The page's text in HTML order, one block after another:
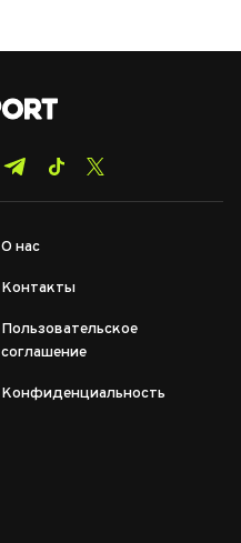
О нас
Контакты
Пользовательское
соглашение
Конфиденциальность